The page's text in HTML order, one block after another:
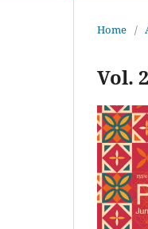
Home /
Vol.